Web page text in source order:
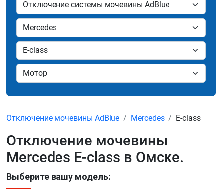
Отключение мочевины AdBlue Mercedes E-class
Отключение мочевины
Mercedes E-class в Омске.
Выберите вашу модель: